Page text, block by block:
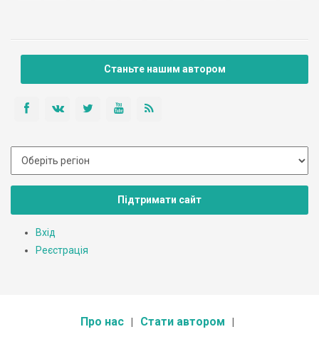
Станьте нашим автором
Підтримати сайт
Вхід
Реєстрація
Про нас Стати автором